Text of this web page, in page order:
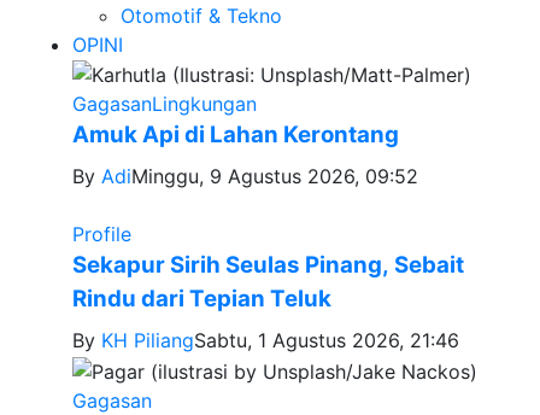
Otomotif & Tekno
OPINI
GagasanLingkungan
Amuk Api di Lahan Kerontang
By AdiMinggu, 9 Agustus 2026, 09:52
Profile
Sekapur Sirih Seulas Pinang, Sebait
Rindu dari Tepian Teluk
By KH PiliangSabtu, 1 Agustus 2026, 21:46
Gagasan